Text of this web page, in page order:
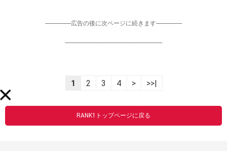
-----------------広告の後に次ページに続きます-----------------
----------------------------------------------------------------
1 2 3 4 > >>|
RANK1トップページに戻る